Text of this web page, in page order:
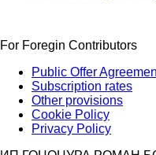
For Foregin Contributors
Public Offer
Subscription rates
Other provisions
Cookie Policy
Privacy Policy